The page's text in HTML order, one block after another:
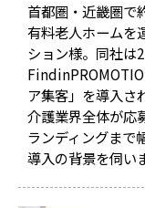
首都圏・近畿圏で
有料老人ホームを
ション様。同社は
ア集客」を導入さ
介護業界全体が応
ランディングまで
導入の背景を伺い